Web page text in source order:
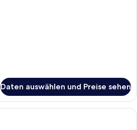
Daten auswählen und Preise sehen
Ein Hotelzimmer mit Bett,